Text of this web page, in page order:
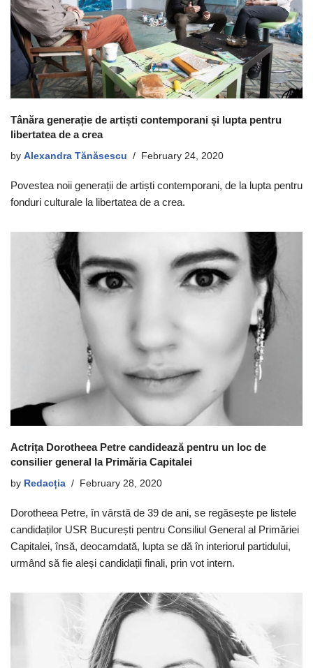
Tânăra generație de artiști contemporani și lupta pentru
libertatea de a crea
by Alexandra Tănăsescu February 24, 2020
Povestea noii generații de artiști contemporani, de la lupta pentru
fonduri culturale la libertatea de a crea.
Actrița Dorotheea Petre candidează pentru un loc de
consilier general la Primăria Capitalei
by Redacția February 28, 2020
Dorotheea Petre, în vârstă de 39 de ani, se regăsește pe listele
candidaților USR București pentru Consiliul General al Primăriei
Capitalei, însă, deocamdată, lupta se dă în interiorul partidului,
urmând să fie aleși candidații finali, prin vot intern.